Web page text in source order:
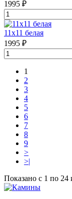
1995 ₽
11х11 белая
1995 ₽
1
2
3
4
5
6
7
8
9
>
>|
Показано с 1 по 24